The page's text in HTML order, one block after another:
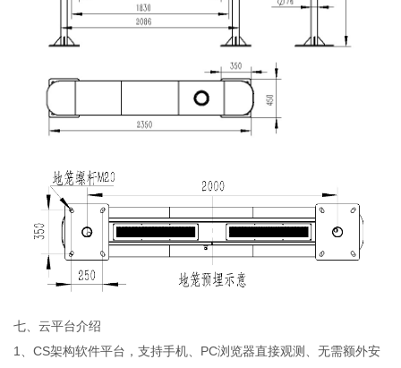
七、云平台介绍
1、CS架构软件平台，支持手机、PC浏览器直接观测、无需额外安